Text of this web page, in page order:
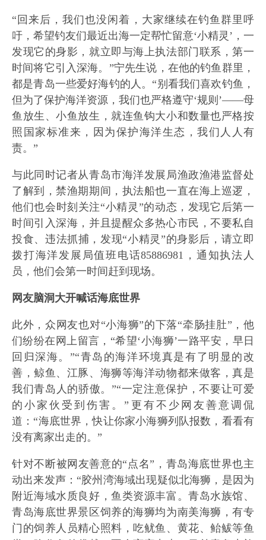
“回来后，我们也没闲着，大家继续在钓鱼群里呼
吁，希望钓友们最近出海一定帮忙留意‘小精灵’，一
发现它的身影，就立即与海上执法部门联系，第一
时间将它引入深海。”宁先生说，在他的钓鱼群里，
都是青岛一些爱好海钓的人。“别看我们喜欢钓鱼，
但为了保护海洋资源，我们也严格遵守‘规则’——母
鱼放生、小鱼放生，就连鱼钩大小和数量也严格按
照国家标准来，因为保护海洋生态，我们人人有
责。”
与此同时记者从青岛市海洋发展局渔政渔港监督处
了解到，禁渔期期间，执法船也一直在海上巡逻，
他们也会时刻关注“小精灵”的动态，发现它后第一
时间引入深海，并且提醒众多热心市民，不要私自
投食、违法抓捕，发现“小精灵”的身影后，请立即
拨打海洋发展局值班电话85886981，通知执法人
员，他们会第一时间赶到现场。
网友脑洞大开喊话海底世界
此外，众网友也对“小海狮”的下落“牵肠挂肚”，他
们纷纷在网上留言，“希望‘小海狮’一路平安，早日
回归深海。”“青岛的海洋环境真是有了明显的改
善，鲸鱼、江豚、海狮等海洋动物都来做客，真是
我们青岛人的骄傲。”“一定注意保护，不要让可爱
的小家伙受到伤害。”更有不少网友善意调侃
道：“海底世界，快让你家小海狮列队报数，看看有
没有离家出走的。”
针对不断被网友善意的“点名”，青岛海底世界也主
动出来发声：“胶州湾海域出现疑似北海狮，是因为
附近海域水质良好，鱼类资源丰富。青岛水族馆、
青岛海底世界景区饲养的海狮均为南美海狮，有专
门的饲养人员精心照料，吃鱿鱼、黄花、鲐鲅等鱼